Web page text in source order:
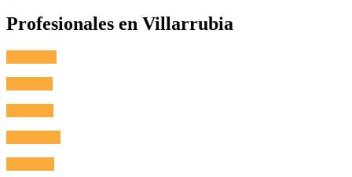
Profesionales en Villarrubia